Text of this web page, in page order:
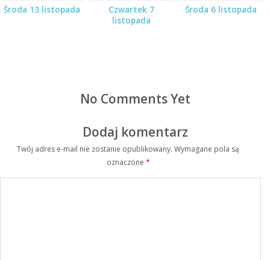
Środa 13 listopada
Czwartek 7
listopada
Środa 6 listopada
No Comments Yet
Dodaj komentarz
Twój adres e-mail nie zostanie opublikowany. Wymagane pola są
oznaczone *